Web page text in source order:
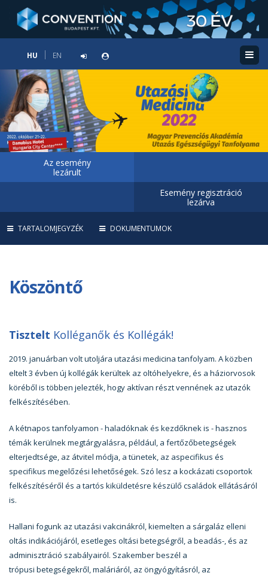
HU EN
Az esemény
lezárult
Esemény regisztráció
lezárva
TARTALOMJEGYZÉK DOKUMENTUMOK
Köszöntő
Tisztelt Kolléganők és Kollégák!
2019. januárban volt utoljára utazási medicina tanfolyam. A közben
eltelt 3 évben új kollégák kerültek az oltóhelyekre, és a háziorvosok
köréből is többen jelezték, hogy aktívan részt vennének az utazók
felkészítésében.
A kétnapos tanfolyamon - haladóknak és kezdőknek is - hasznos
témák kerülnek megtárgyalásra, például, a fertőzőbetegségek
elterjedtsége, az átvitel módja, a tünetek, az aspecifikus és
specifikus megelőzési lehetőségek. Szó lesz a kockázati csoportok
felkészítéséről és a tartós kiküldetésre készülő családok ellátásáról
is.
Hallani fogunk az utazási vakcinákról, kiemelten a sárgaláz elleni
oltás indikációjáról, esetleges oltási betegségről, a beadás-, és az
adminisztráció szabályairól. Szakember beszél a
trópusi betegségekről, maláriáról, az öngyógyításról, az